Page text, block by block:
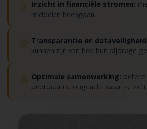
Inzicht in financiële stromen:
middelen heengaan.
Transparantie en dataveiligheid:
kunnen zijn van hoe hun bijdrage
Optimale samenwerking: betere
peetouders, ongeacht waar ze zich